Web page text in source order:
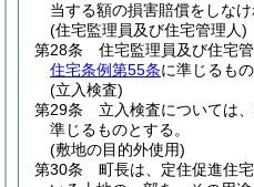
当する額の損害賠償をしなけ
(住宅監理員及び住宅管理人)
第28条
住宅監理員及び住宅
住宅条例第55条に準じるもの
(立入検査)
第29条
立入検査については、
準じるものとする。
(敷地の目的外使用)
第30条
町長は、定住促進住